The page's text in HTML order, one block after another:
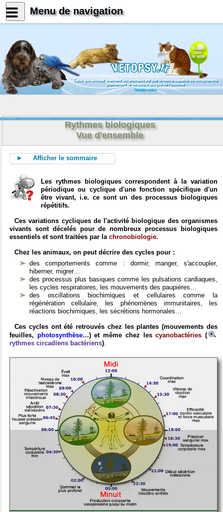
News
sur
le site
Celui qui connait vraiment les animaux est par là même capable de comprendre
pleinement le caractère unique de l'homme
Konrad Lorenz
Rythmes biologiques
Vue d'ensemble
► Afficher le sommaire
Les rythmes biologiques correspondent à la variation
périodique ou cyclique d'une fonction spécifique d'un
être vivant, i.e. ce sont un des processus biologiques
répétitifs.
Ces variations cycliques de l'activité biologique des organismes
vivants sont décelés pour de nombreux processus biologiques
essentiels et sont traitées par la chronobiologie.
Chez les animaux, on peut décrire des cycles pour :
des comportements comme : dormir, manger, s'accoupler,
hiberner, migrer…
des processus plus basiques comme les pulsations cardiaques,
les cycles respiratoires, les mouvements des paupières…
des oscillations biochimiques et cellulaires comme la
régénération cellulaire, les phénomènes immunitaires, les
réactions biochimiques, les sécrétions hormonales…
Ces cycles ont été retrouvés chez les plantes (mouvements des
feuilles, photosynthèse…) et même chez lescyanobactéries (
rythmes circadiens bactériens).
Menu de navigation